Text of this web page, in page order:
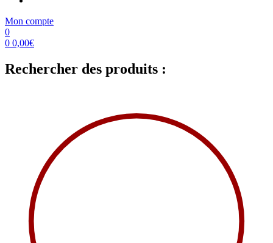
Mon compte
0
0 0,00€
Rechercher des produits :